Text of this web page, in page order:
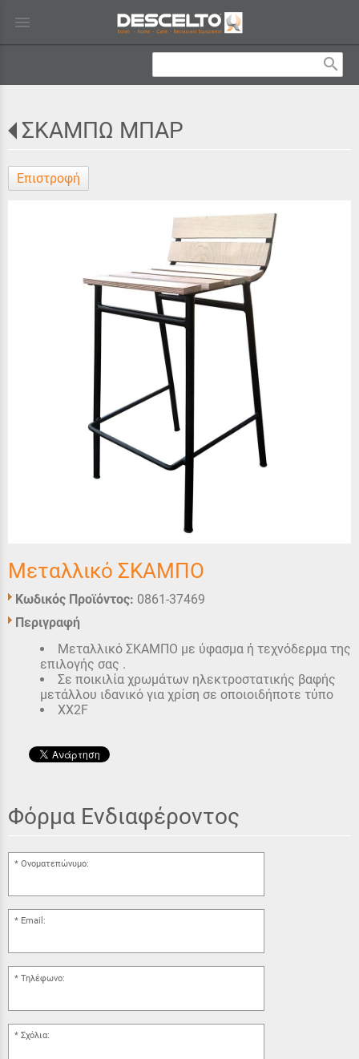
menu
search
ΣΚΑΜΠΩ ΜΠΑΡ
Επιστροφή
Μεταλλικό ΣΚΑΜΠΟ
Κωδικός Προϊόντος: 0861-37469
Περιγραφή
Μεταλλικό ΣΚΑΜΠΟ με ύφασμα ή τεχνόδερμα της
επιλογής σας .
Σε ποικιλία χρωμάτων ηλεκτροστατικής βαφής
μετάλλου ιδανικό για χρίση σε οποιοιδήποτε τύπο
XX2F
Φόρμα Ενδιαφέροντος
Ονοματεπώνυμο:
Email:
Τηλέφωνο:
Σχόλια: